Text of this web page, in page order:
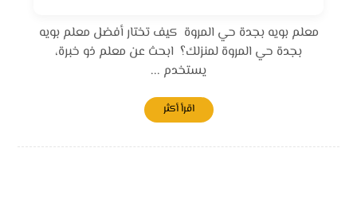
معلم بويه بجدة حي المروة كيف تختار أفضل معلم بويه
بجدة حي المروة لمنزلك؟ ابحث عن معلم ذو خبرة،
يستخدم ...
اقرأ أكثر